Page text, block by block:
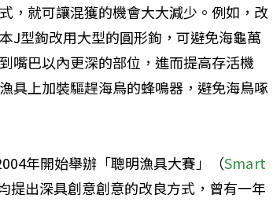
，就可讓混獲的機會大大減少。例如，改
J型鉤改用大型的圓形鉤，可避免海龜萬
嘴巴以內更深的部位，進而提高存活機
具上加裝驅趕海鳥的蜂鳴器，避免海鳥啄
年開始舉辦「聰明漁具大賽」（Smart
提出深具創意創意的改良方式，曾有一年